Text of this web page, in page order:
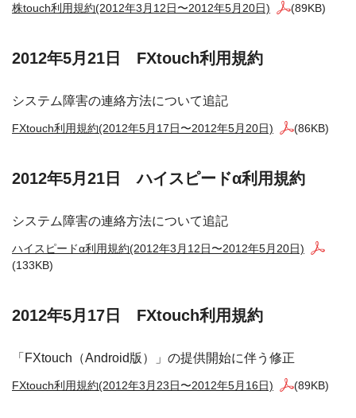
株touch利用規約(2012年3月12日〜2012年5月20日) (89KB)
2012年5月21日 FXtouch利用規約
システム障害の連絡方法について追記
FXtouch利用規約(2012年5月17日〜2012年5月20日) (86KB)
2012年5月21日 ハイスピードα利用規約
システム障害の連絡方法について追記
ハイスピードα利用規約(2012年3月12日〜2012年5月20日)
(133KB)
2012年5月17日 FXtouch利用規約
「FXtouch（Android版）」の提供開始に伴う修正
FXtouch利用規約(2012年3月23日〜2012年5月16日) (89KB)